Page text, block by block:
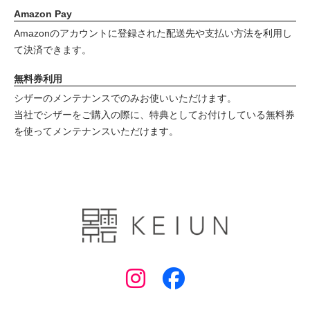
Amazon Pay
Amazonのアカウントに登録された配送先や支払い方法を利用し
て決済できます。
無料券利用
シザーのメンテナンスでのみお使いいただけます。
当社でシザーをご購入の際に、特典としてお付けしている無料券
を使ってメンテナンスいただけます。